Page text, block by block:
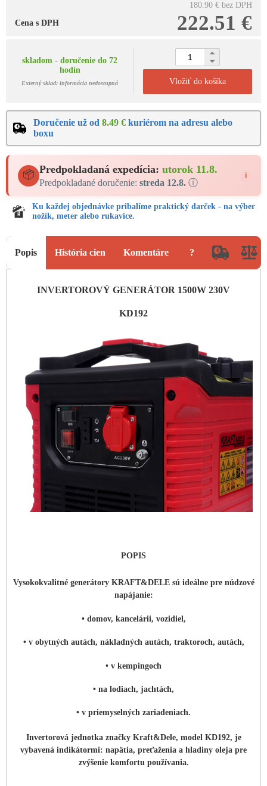
180.90 € bez DPH
222.51 €
Cena s DPH
skladom - doručenie do 72
hodín
Externý sklad: informácia nedostupná Vložiť do košíka
Doručenie už od 8.49 € kuriérom na adresu alebo
boxu
📦 Predpokladaná expedícia: utorok 11.8.
Predpokladané doručenie: streda 12.8. ⓘ
i
Ku každej objednávke pribalíme praktický darček - na výber
nožík, meter alebo rukavice.
Popis História cien Komentáre ?
INVERTOROVÝ GENERÁTOR 1500W 230V
KD192
POPIS
Vysokokvalitné generátory KRAFT&DELE sú ideálne pre núdzové
napájanie:
• domov, kancelárii, vozidiel,
• v obytných autách, nákladných autách, traktoroch, autách,
• v kempingoch
• na lodiach, jachtách,
• v priemyselných zariadeniach.
Invertorová jednotka značky Kraft&Dele, model KD192, je
vybavená indikátormi: napätia, preťaženia a hladiny oleja pre
zvýšenie komfortu používania.